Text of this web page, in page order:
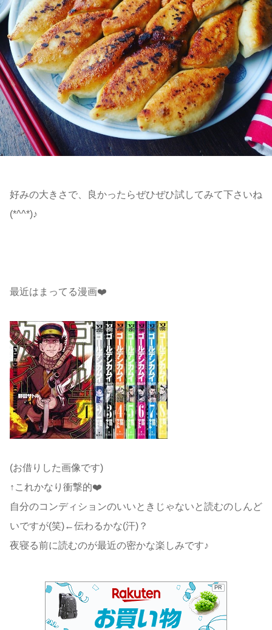
好みの大きさで、良かったらぜひぜひ試してみて下さいね
(*^^*)♪
最近はまってる漫画❤️
(お借りした画像です)
↑これかなり衝撃的❤️
自分のコンディションのいいときじゃないと読むのしんど
いですが(笑)←伝わるかな(汗)？
夜寝る前に読むのが最近の密かな楽しみです♪
PR